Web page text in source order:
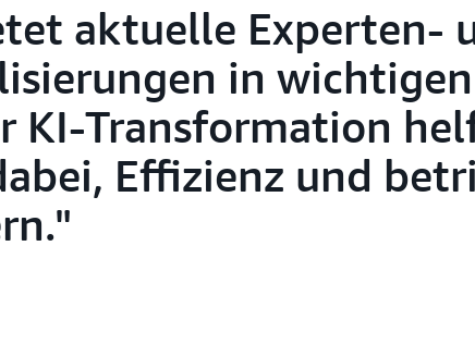
aktuelle Experten-
in
KI-Transformation
Effizienz und